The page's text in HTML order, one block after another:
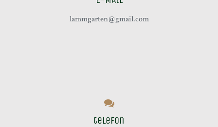
lammgarten@gmail.com
telefon